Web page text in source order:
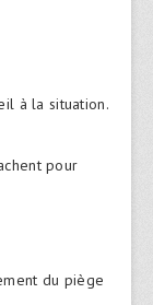
à la situation.
pour
du piège